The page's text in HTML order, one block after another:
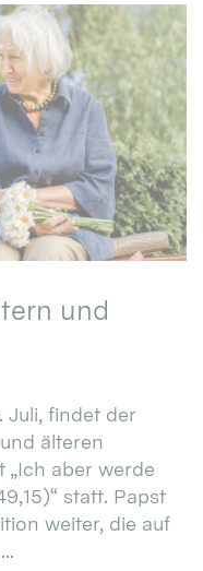
und
Juli, findet der
älteren
aber werde
statt. Papst
weiter, die auf